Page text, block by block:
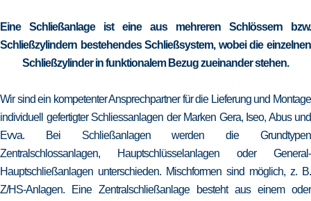
Eine Schließanlage ist eine aus mehreren Schlössern bzw.
Schließzylindern bestehendes Schließsystem, wobei die einzelnen
Schließzylinder in funktionalem Bezug zueinander stehen.
Wir sind ein kompetenter Ansprechpartner für die Lieferung und Montage
individuell gefertigter Schliessanlagen der Marken Gera, Iseo, Abus und
Evva. Bei Schließanlagen werden die Grundtypen
Zentralschlossanlagen, Hauptschlüsselanlagen oder General-
Hauptschließanlagen unterschieden. Mischformen sind möglich, z. B.
Z/HS-Anlagen. Eine Zentralschließanlage besteht aus einem oder